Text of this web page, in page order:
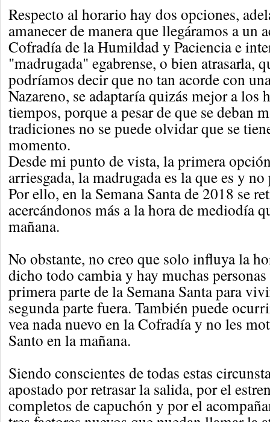
Respecto al horario hay dos opciones,
amanecer de manera que llegáramos a un
Cofradía de la Humildad y Paciencia e
"madrugada" egabrense, o bien atrasarla,
podríamos decir que no tan acorde con
Nazareno, se adaptaría quizás mejor a los
tiempos, porque a pesar de que se deban
tradiciones no se puede olvidar que se
momento.
Desde mi punto de vista, la primera
arriesgada, la madrugada es la que es y
Por ello, en la Semana Santa de 2018 se
acercándonos más a la hora de mediodía
mañana.
No obstante, no creo que solo influya la
dicho todo cambia y hay muchas
primera parte de la Semana Santa para
segunda parte fuera. También puede
vea nada nuevo en la Cofradía y no les
Santo en la mañana.
Siendo conscientes de todas estas
apostado por retrasar la salida, por el
completos de capuchón y por el